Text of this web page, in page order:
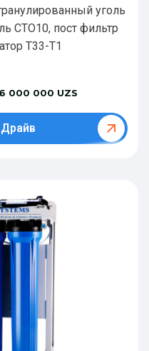
уголь
CTO10, пост фильтр
Т33-Т1
6 000 000 UZS